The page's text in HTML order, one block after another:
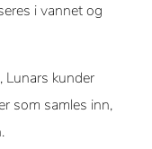
i vannet og
Lunars kunder
som samles inn,